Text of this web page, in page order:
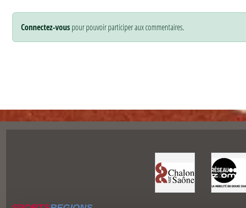
Connectez-vouspour pouvoir participer aux commentaires.